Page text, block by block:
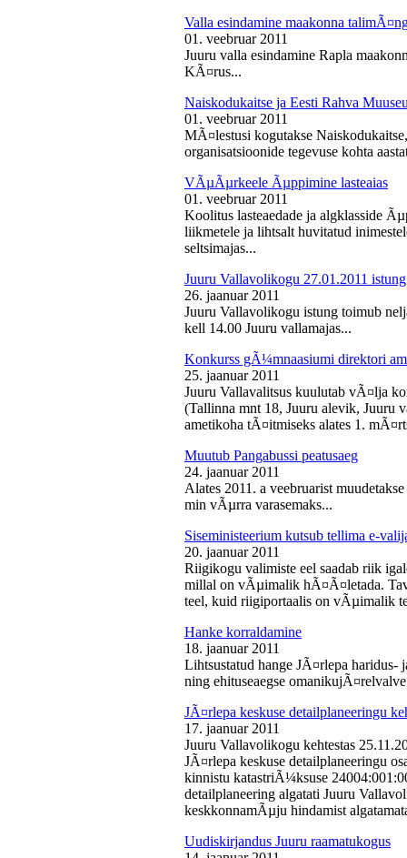
Valla esindamine maakonna
01. veebruar 2011
Juuru valla esindamine Rapla
KÃ¤rus...
Naiskodukaitse ja Eesti Rahva
01. veebruar 2011
MÃ¤lestusi kogutakse
organisatsioonide tegevuse kohta
VÃµÃµrkeele Ãµppimine lasteaias
01. veebruar 2011
Koolitus lasteaedade ja algklasside
liikmetele ja lihtsalt huvitatud
seltsimajas...
Juuru Vallavolikogu 27.01.2011 istung
26. jaanuar 2011
Juuru Vallavolikogu istung toimub
kell 14.00 Juuru vallamajas...
Konkurss gÃ¼mnaasiumi direktori
25. jaanuar 2011
Juuru Vallavalitsus kuulutab vÃ¤lja
(Tallinna mnt 18, Juuru alevik, Juuru
ametikoha tÃ¤itmiseks alates 1.
Muutub Pangabussi peatusaeg
24. jaanuar 2011
Alates 2011. a veebruarist
min vÃµrra varasemaks...
Siseministeerium kutsub tellima e-
20. jaanuar 2011
Riigikogu valimiste eel saadab riik
millal on vÃµimalik hÃ¤Ã¤letada.
teel, kuid riigiportaalis on vÃµimalik
Hanke korraldamine
18. jaanuar 2011
Lihtsustatud hange JÃ¤rlepa
ning ehituseaegse
JÃ¤rlepa keskuse detailplaneeringu
17. jaanuar 2011
Juuru Vallavolikogu kehtestas
JÃ¤rlepa keskuse detailplaneeringu
kinnistu katastriÃ¼ksuse
detailplaneering algatati Juuru
keskkonnamÃµju hindamist
Uudiskirjandus Juuru raamatukogus